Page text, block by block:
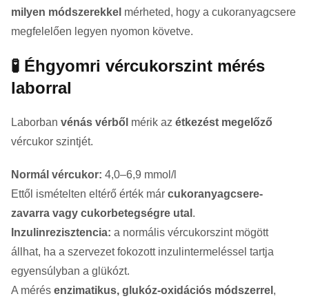
milyen módszerekkel mérheted, hogy a cukoranyagcsere
megfelelően legyen nyomon követve.
🧪 Éhgyomri vércukorszint mérés
laborral
Laborban vénás vérből mérik az étkezést megelőző
vércukor szintjét.
Normál vércukor: 4,0–6,9 mmol/l
Ettől ismételten eltérő érték már cukoranyagcsere-
zavarra vagy cukorbetegségre utal .
Inzulinrezisztencia: a normális vércukorszint mögött
állhat, ha a szervezet fokozott inzulintermeléssel tartja
egyensúlyban a glükózt.
A mérés enzimatikus, glukóz-oxidációs módszerrel ,